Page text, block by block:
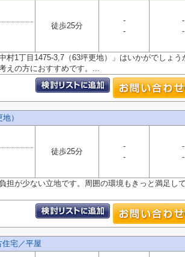
徒歩25分
-
-
-
-
1丁目1475-3,7（63坪更地）」はいかがでしょう
えの方におすすめです。...
）
徒歩25分
-
-
-
-
担が少ない立地です。周囲の環境もきっと満足し
宅／平屋